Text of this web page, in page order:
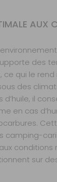
AUX
des
ce qui le
des
il
en cas
camping-
sur